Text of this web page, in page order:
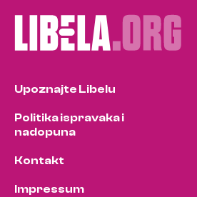
Upoznajte Libelu
Politika ispravaka i
nadopuna
Kontakt
Impressum